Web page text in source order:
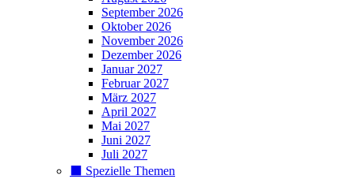
September 2026
Oktober 2026
November 2026
Dezember 2026
Januar 2027
Februar 2027
März 2027
April 2027
Mai 2027
Juni 2027
Juli 2027
⬛️ Spezielle Themen